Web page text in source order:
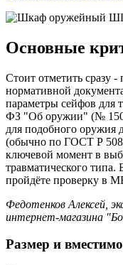
Основные
Стоит отметить сразу
нормативной
параметры сейфов для
ФЗ "Об оружии" (№
для подобного оружия
(обычно по ГОСТ Р
ключевой момент в
травматического типа.
пройдёте проверку в
Федотенков Алексей,
интернет-магазина
Размер и